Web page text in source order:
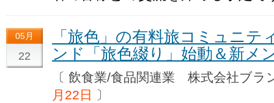
05月
22
「旅色」の有料旅コミュニテ
ンド「旅色綴り」始動＆新メ
〔 飲食業/食品関連業 株式会社ブ
月22日
〕